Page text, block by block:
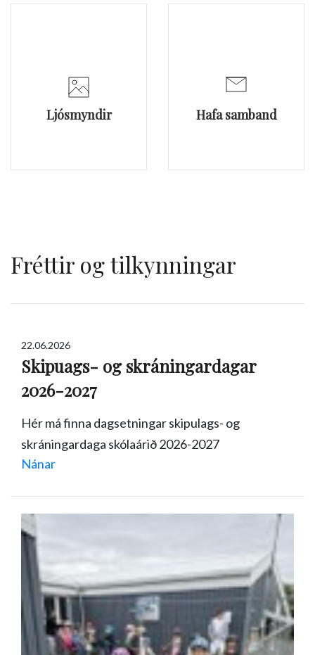
Ljósmyndir Hafa samband
Fréttir og tilkynningar
22.06.2026
Skipuags- og skráningardagar
2026-2027
Hér má finna dagsetningar skipulags- og
skráningardaga skólaárið 2026-2027
Nánar